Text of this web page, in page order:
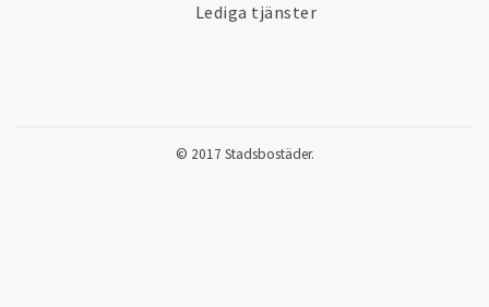
Lediga tjänster
© 2017 Stadsbostäder.